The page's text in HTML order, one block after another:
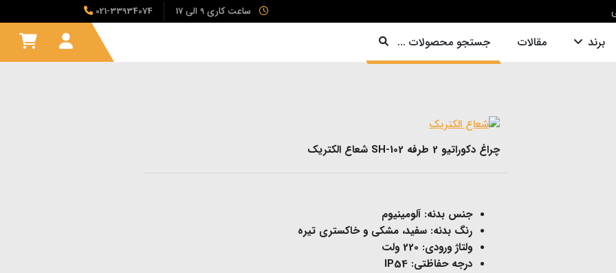
ساعت کاری 9 الی 17 021-33934074
برند مقالات جستجو محصولات ...
چراغ دکوراتیو 2 طرفه SH-102 شعاع الکتریک
جنس بدنه: آلومینیوم
رنگ بدنه: سفید، مشکی و خاکستری تیره
ولتاژ ورودی: 220 ولت
درجه حفاظتی: IP54